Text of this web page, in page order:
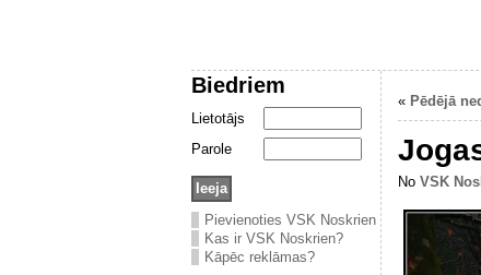
Biedriem
Lietotājs
Parole
Pievienoties VSK Noskrien
Kas ir VSK Noskrien?
Kāpēc reklāmas?
« Pēdējā
No VSK